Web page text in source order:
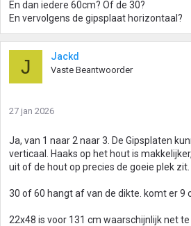
En dan iedere 60cm? Of de 30?
En vervolgens de gipsplaat horizontaal?
J Jackd
Vaste Beantwoorder
27 jan 2026
Ja, van 1 naar 2 naar 3. De Gipsplaten
verticaal. Haaks op het hout is
uit of de hout op precies de goeie plek zit.
30 of 60 hangt af van de dikte. komt er 9
22x48 is voor 131 cm waarschijnlijk net